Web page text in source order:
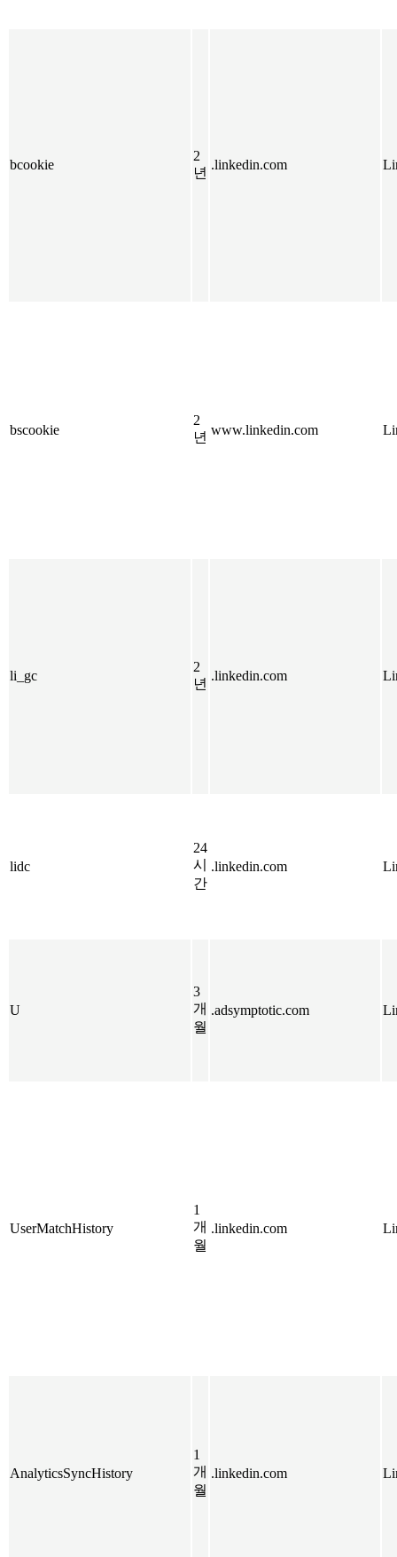
bcookie
2
년
.linkedin.com
bscookie
2
년 www.linkedin.com
li_gc
2
년
.linkedin.com
lidc
24
시
간
.linkedin.com
U
3
개
월
.adsymptotic.com
UserMatchHistory
1
개
월
.linkedin.com
AnalyticsSyncHistory
1
개
월
.linkedin.com